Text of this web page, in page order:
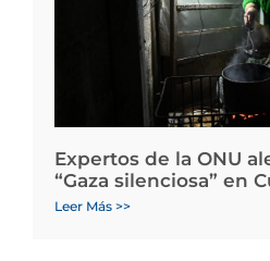
Expertos de la ONU
“Gaza silenciosa” en
Leer Más >>